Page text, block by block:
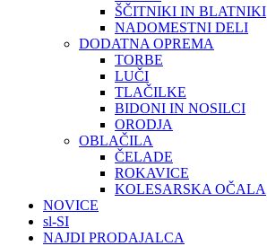
ŠČITNIKI IN BLATNIKI
NADOMESTNI DELI
DODATNA OPREMA
TORBE
LUČI
TLAČILKE
BIDONI IN NOSILCI
ORODJA
OBLAČILA
ČELADE
ROKAVICE
KOLESARSKA OČALA
NOVICE
sl-SI
NAJDI PRODAJALCA